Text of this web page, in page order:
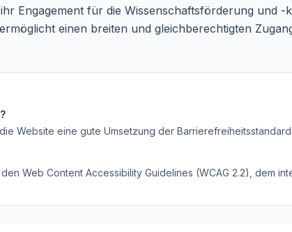
Engagement für die Wissenschaftsförderung und -
einen breiten und gleichberechtigten
Website eine gute Umsetzung der
Web Content Accessibility Guidelines (WCAG 2.2), dem